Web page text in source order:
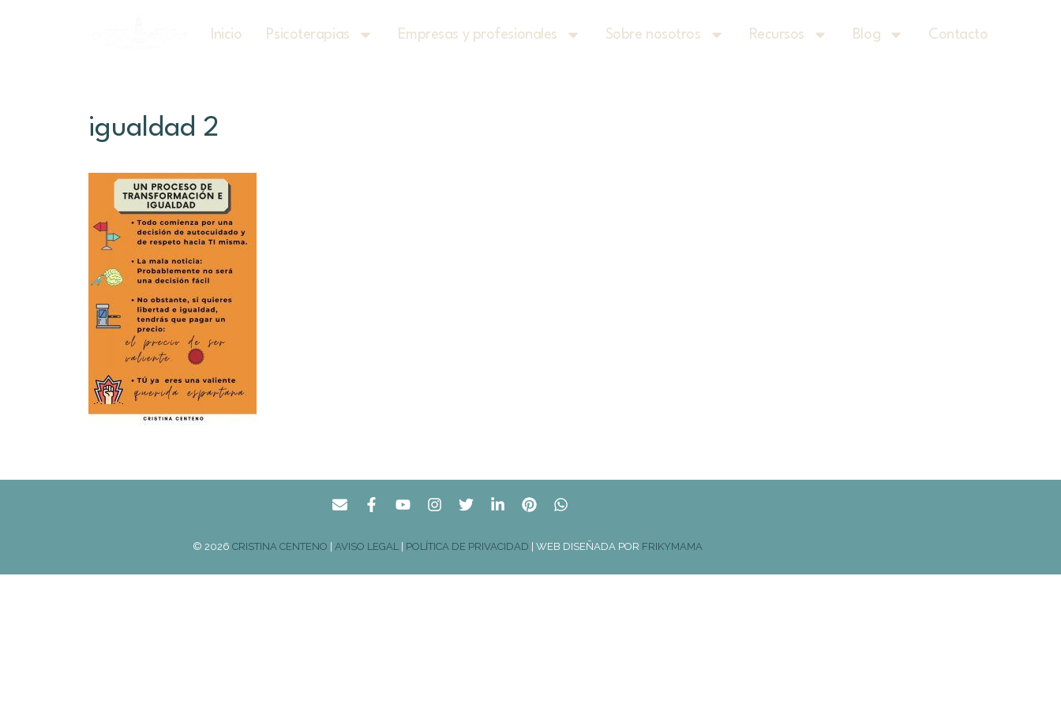
Inicio Psicoterapias Empresas y profesionales Sobre nosotros Recursos Blog Contacto
igualdad 2
© 2026 CRISTINA CENTENO AVISO LEGAL POLÍTICA DE PRIVACIDAD | WEB DISEÑADA POR FRIKYMAMA